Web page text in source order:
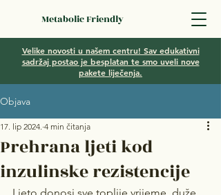
Metabolic Friendly
Velike novosti u našem centru! Sav edukativni
sadržaj postao je besplatan te smo uveli nove
pakete liječenja.
Objava
Prehrana ljeti kod
inzulinske rezistencije
17. lip 2024. 4 min čitanja